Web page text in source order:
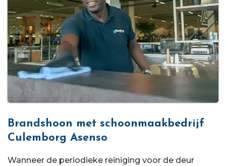
Brandshoon met schoonmaakbedrijf
Culemborg Asenso
Wanneer de periodieke reiniging voor de deur